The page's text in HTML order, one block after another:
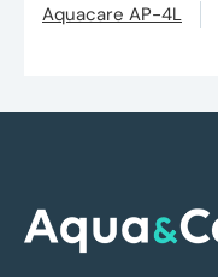
Aquacare AP-4L